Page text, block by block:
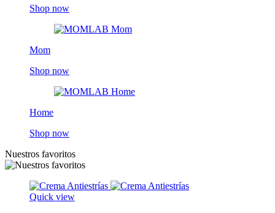
Shop now
Mom
Shop now
Home
Shop now
Nuestros favoritos
Quick view